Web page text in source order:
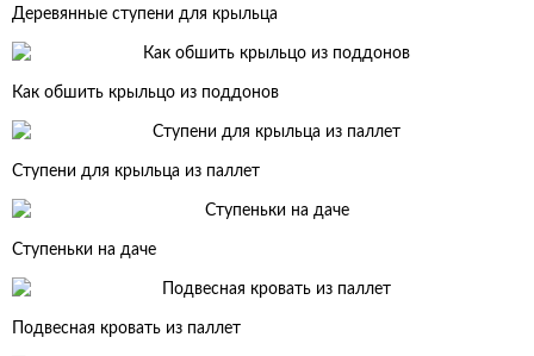
Деревянные ступени для крыльца
Как обшить крыльцо из поддонов
Ступени для крыльца из паллет
Ступеньки на даче
Подвесная кровать из паллет